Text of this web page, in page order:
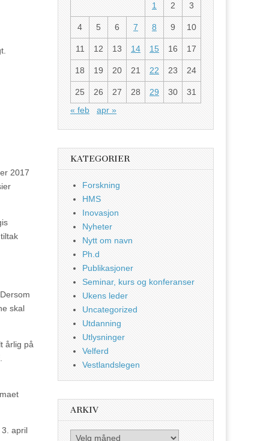
2017
skal
årlig på
april
1 2 3
4 5 6 7 8 9 10
11 12 13 14 15 16 17
18 19 20 21 22 23 24
25 26 27 28 29 30
31
« feb
apr »
KATEGORIER
Forskning
HMS
Inovasjon
Nyheter
Nytt om navn
Ph.d
Publikasjoner
Seminar, kurs og konferanser
Ukens leder
Uncategorized
Utdanning
Utlysninger
Velferd
Vestlandslegen
ARKIV
Arkiv